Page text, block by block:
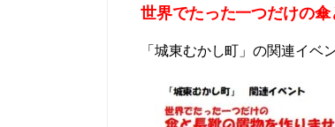
世界でたった一つだけの
「城東むかし町」の関連イベン